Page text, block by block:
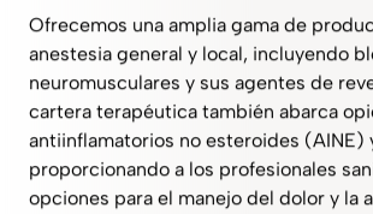
Ofrecemos una amplia gama de
anestesia general y local, incluyendo
neuromusculares y sus agentes de
cartera terapéutica también abarca
antiinflamatorios no esteroides (AINE)
proporcionando a los profesionales
opciones para el manejo del dolor y la